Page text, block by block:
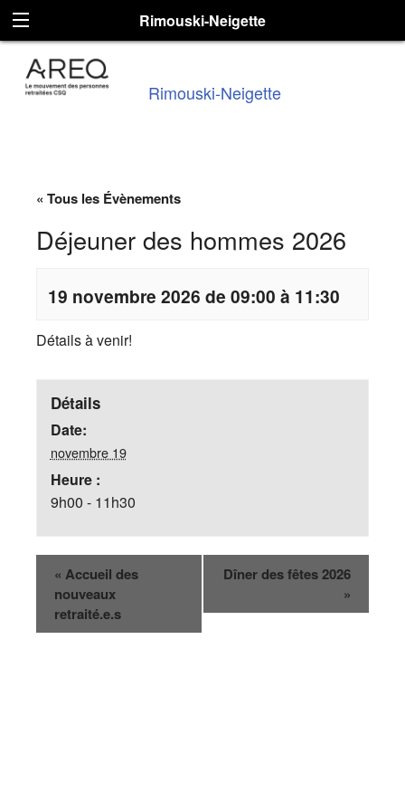
Rimouski-Neigette
Rimouski-Neigette
« Tous les Évènements
Déjeuner des hommes 2026
19 novembre 2026 de 09:00 à 11:30
Détails à venir!
Détails
Date:
novembre 19
Heure :
9h00 - 11h30
« Accueil des
nouveaux
retraité.e.s
Dîner des fêtes 2026
»